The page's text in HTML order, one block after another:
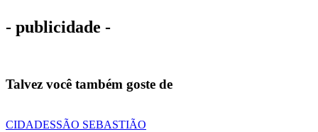
- publicidade -
Talvez você também goste de
CIDADESSÃO SEBASTIÃO